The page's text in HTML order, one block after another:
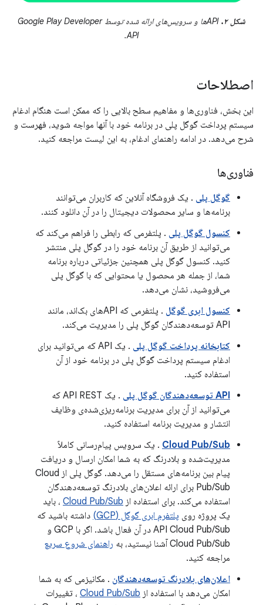
شکل ۲.
APIها و سرویس‌های ارائه شده توسط Google Play Developer
API.
اصطلاحات
این بخش، فناوری‌ها و مفاهیم سطح بالایی را که ممکن است هنگام ادغام
سیستم پرداخت گوگل پلی در برنامه خود با آنها مواجه شوید، فهرست و
شرح می‌دهد. در ادامه راهنمای ادغام، به این لیست مراجعه کنید.
فناوری‌ها
گوگل پلی . یک فروشگاه آنلاین که کاربران می‌توانند
برنامه‌ها و سایر محصولات دیجیتال را در آن دانلود کنند.
کنسول گوگل پلی . پلتفرمی که رابطی را فراهم می‌کند که
می‌توانید از طریق آن برنامه خود را در گوگل پلی منتشر
کنید. کنسول گوگل پلی همچنین جزئیاتی درباره برنامه
شما، از جمله هر محصول یا محتوایی که با گوگل پلی
می‌فروشید، نشان می‌دهد.
کنسول ابری گوگل
. پلتفرمی که APIهای بک‌اند، مانند
API توسعه‌دهندگان گوگل پلی را مدیریت می‌کند.
کتابخانه پرداخت گوگل پلی
. یک API که می‌توانید برای
ادغام سیستم پرداخت گوگل پلی در برنامه خود از آن
استفاده کنید.
API توسعه‌دهندگان گوگل پلی
. یک API REST که
می‌توانید از آن برای مدیریت برنامه‌ریزی‌شده‌ی وظایف
انتشار و مدیریت برنامه استفاده کنید.
Cloud Pub/Sub . یک سرویس پیام‌رسانی کاملاً
مدیریت‌شده و بلادرنگ که به شما امکان ارسال و دریافت
پیام بین برنامه‌های مستقل را می‌دهد. گوگل پلی از Cloud
Pub/Sub برای ارائه اعلان‌های بلادرنگ توسعه‌دهندگان
استفاده می‌کند. برای استفاده از Cloud Pub/Sub ، باید
یک پروژه روی پلتفرم ابری گوگل (GCP)
داشته باشید که
API Cloud Pub/Sub در آن فعال باشد. اگر با GCP و
Cloud Pub/Sub آشنا نیستید، به
راهنمای شروع سریع
مراجعه کنید.
اعلان‌های بلادرنگ توسعه‌دهندگان . مکانیزمی که به شما
امکان می‌دهد با استفاده از Cloud Pub/Sub ، تغییرات